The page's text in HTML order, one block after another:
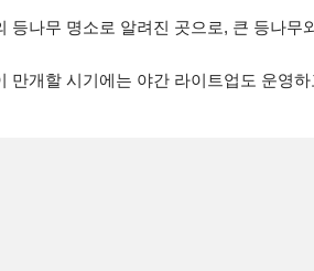
등나무 명소로 알려진 곳으로, 큰 등나
만개할 시기에는 야간 라이트업도 운영